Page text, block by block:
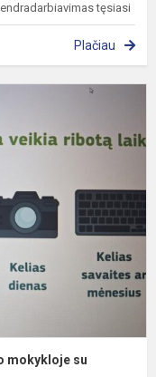
tęsiasi
Plačiau
mokykloje su